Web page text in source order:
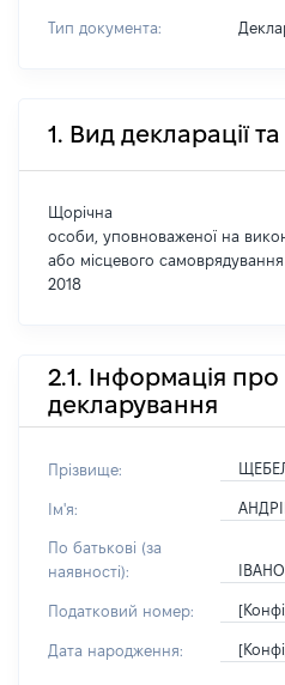
Тип документа:
1. Вид декларації
Щорічна
особи, уповноваженої на
або місцевого
2018
2.1. Інформація про
декларування
Прізвище:
Ім'я:
По батькові (за
наявності):
Податковий номер:
Дата народження: